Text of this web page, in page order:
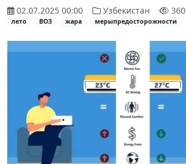
02.07.2025 00:00 Узбекистан 360
лето
ВОЗ жара мерыпредосторожности